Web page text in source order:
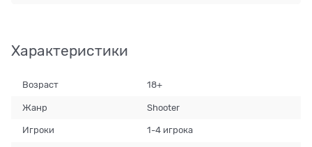
Характеристики
Возраст 18+
Жанр Shooter
Игроки 1-4 игрока